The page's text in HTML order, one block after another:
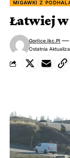
MIGAWKI Z
Łatwiej
Ostatnia
Gorlice.ikc.pl